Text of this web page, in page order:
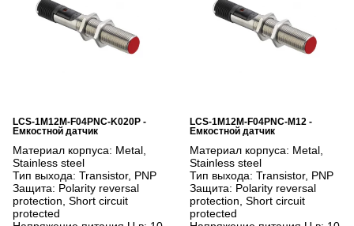
LCS-1M12M-F04PNC-K020P -
Емкостной датчик
Материал корпуса: Metal,
Stainless steel
Тип выхода: Transistor, PNP
Защита: Polarity reversal
protection, Short circuit
protected
LCS-1M12M-F04PNC-M12 -
Емкостной датчик
Материал корпуса: Metal,
Stainless steel
Тип выхода: Transistor, PNP
Защита: Polarity reversal
protection, Short circuit
protected